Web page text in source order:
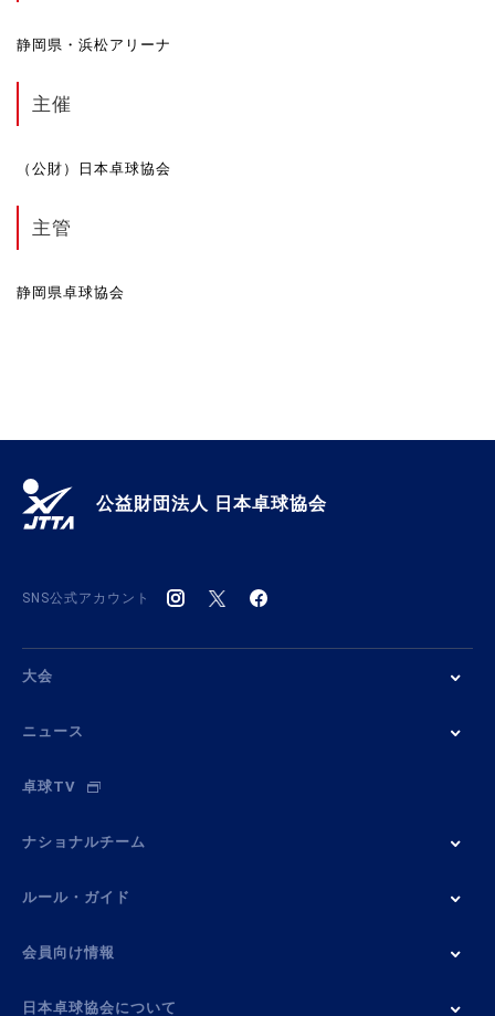
静岡県・浜松アリーナ
主催
（公財）日本卓球協会
主管
静岡県卓球協会
公益財団法人 日本卓球協会
SNS公式アカウント
大会
ニュース
卓球TV
ナショナルチーム
ルール・ガイド
会員向け情報
日本卓球協会について